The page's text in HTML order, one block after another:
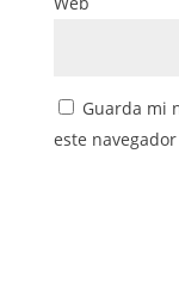
Guarda mi
este